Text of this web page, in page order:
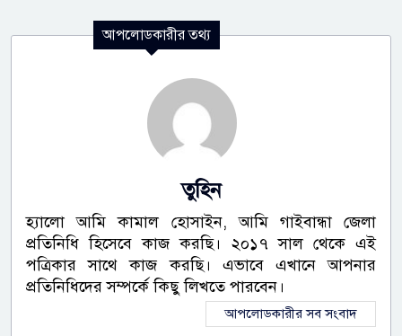
আপলোডকারীর তথ্য
তুহিন
হ্যালো আমি কামাল হোসাইন, আমি গাইবান্ধা জেলা
প্রতিনিধি হিসেবে কাজ করছি। ২০১৭ সাল থেকে এই
পত্রিকার সাথে কাজ করছি। এভাবে এখানে আপনার
প্রতিনিধিদের সম্পর্কে কিছু লিখতে পারবেন।
আপলোডকারীর সব সংবাদ